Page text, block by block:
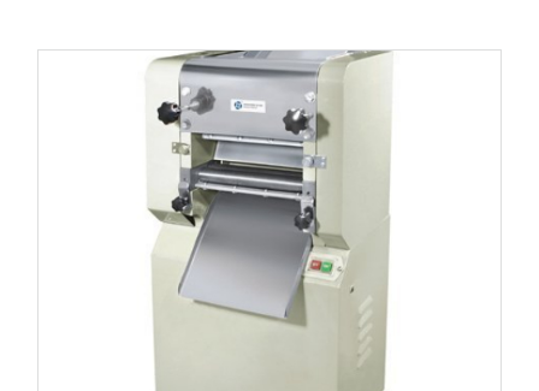
МАШИНА ДЛЯ ГОРИЗОНТАЛЬНОЙ
НАРЕЗКИ БИСКВИТА VENERA
288 344RUB
Машина для горизонтальной нарезки бисквита
VENERA Машина для горизонтальной нарезки
бисквита VENERA предназначена для разрезания
Добавить в сравнение